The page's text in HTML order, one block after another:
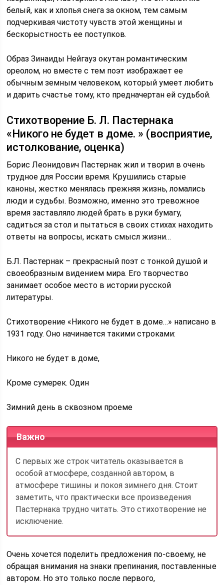
белый, как и хлопья снега за окном, тем самым
подчеркивая чистоту чувств этой женщины и
бескорыстность ее поступков.
Образ Зинаиды Нейгауз окутан романтическим
ореолом, но вместе с тем поэт изображает ее
обычным земным человеком, который умеет любить
и дарить счастье тому, кто предначертан ей судьбой.
Стихотворение Б. Л. Пастернака
«Никого не будет в доме. » (восприятие,
истолкование, оценка)
Борис Леонидович Пастернак жил и творил в очень
трудное для России время. Крушились старые
каноны, жестко менялась прежняя жизнь, ломались
люди и судьбы. Возможно, именно это тревожное
время заставляло людей брать в руки бумагу,
садиться за стол и пытаться в своих стихах находить
ответы на вопросы, искать смысл жизни…
Б.Л. Пастернак – прекрасный поэт с тонкой душой и
своеобразным видением мира. Его творчество
занимает особое место в истории русской
литературы.
Стихотворение «Никого не будет в доме…» написано в
1931 году. Оно начинается такими строками:
Никого не будет в доме,
Кроме сумерек. Один
Зимний день в сквозном проеме
Важно
С первых же строк читатель оказывается в
особой атмосфере, созданной автором, в
атмосфере тишины и покоя зимнего дня. Стоит
заметить, что практически все произведения
Пастернака трудно читать. Это стихотворение не
исключение.
Очень хочется поделить предложения по-своему, не
обращая внимания на знаки препинания, поставленные
автором. Но это только после первого,